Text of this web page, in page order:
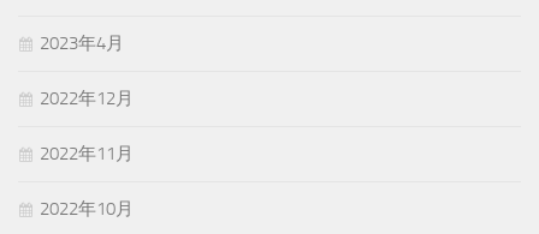
2023年4月
2022年12月
2022年11月
2022年10月